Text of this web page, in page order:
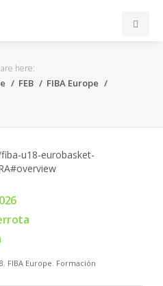
here:
FEB
FIBA Europe
, FIBA Europe, Formación